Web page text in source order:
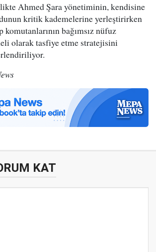
Ahmed Şara yönetiminin, kendisine
kritik kademelerine yerleştirirken
bağımsız nüfuz
olarak tasfiye etme stratejisini
KAT